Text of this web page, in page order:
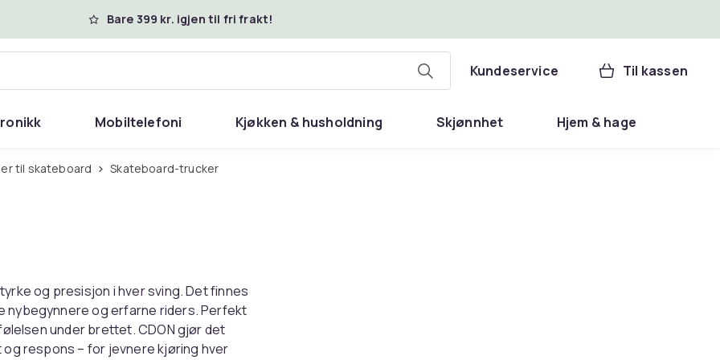
Bare 399 kr. igjen til fri frakt!
Kundeservice Til kassen
Mobiltelefoni Kjøkken & husholdning Skjønnhet Hjem & hage
til skateboard Skateboard-trucker
og presisjon i hver sving. Det finnes
nybegynnere og erfarne riders. Perfekt
under brettet. CDON gjør det
respons – for jevnere kjøring hver